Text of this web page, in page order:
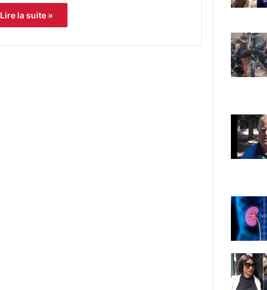
Lire la suite »